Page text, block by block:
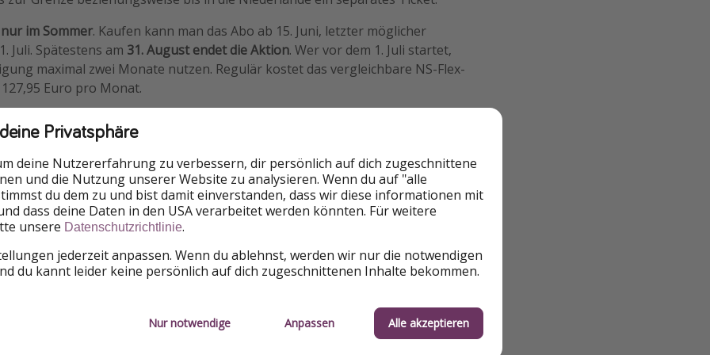
nur im Sommer. Kaufen kann man das Abo ab 15. Juni, letzter möglicher
Juli. Spätestens am 31. August endet die Aktion. Wer vor dem 1. Juli startet,
maximal zwei Monate nutzen. Regulär kostet das vergleichbare NS-Flex-
Euro pro Monat.
kann sich das Ticket trotzdem lohnen, vor allem wenn ihr
wollt, etwa Amsterdam, Rotterdam, Utrecht, Den Haag, Haarlem
ein bis zwei kurze Fahrten solltet ihr aber vorher die Einzelticketpreise
das 49-Euro-Abo nicht automatisch die günstigste Lösung.
beim Kauf: Das Angebot ist an das niederländische OV-Chipkaart-System
niederländische Adresse hat, kann es laut NS grundsätzlich trotzdem
aus dem Ausland aber möglicherweise über den Kundenservice gehen.
Trips ist also etwas Planung sinnvoll.
Privatsphäre
deine Nutzererfahrung zu verbessern, dir persönlich auf dich zugeschnittene
und die Nutzung unserer Website zu analysieren. Wenn du auf "alle
du dem zu und bist damit einverstanden, dass wir diese informationen mit
dass deine Daten in den USA verarbeitet werden könnten. Für weitere
unsere Datenschutzrichtlinie.
jederzeit anpassen. Wenn du ablehnst, werden wir nur die notwendigen
du kannt leider keine persönlich auf dich zugeschnittenen Inhalte bekommen.
Nur notwendige Anpassen Alle akzeptieren